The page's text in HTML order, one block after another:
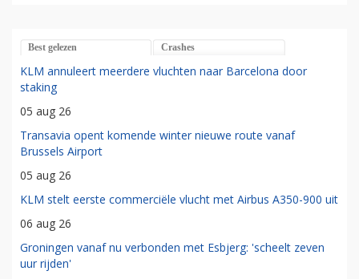
Best gelezen Crashes
KLM annuleert meerdere vluchten naar Barcelona door
staking
05 aug 26
Transavia opent komende winter nieuwe route vanaf
Brussels Airport
05 aug 26
KLM stelt eerste commerciële vlucht met Airbus A350-900 uit
06 aug 26
Groningen vanaf nu verbonden met Esbjerg: 'scheelt zeven
uur rijden'